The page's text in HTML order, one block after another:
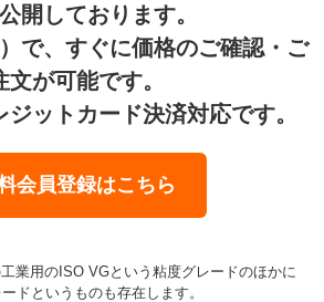
開しております。
で、すぐに価格のご確認・ご
文が可能です。
ットカード決済対応です。
会員登録はこちら
業用のISO VGという粘度グレードのほかに
ドというものも存在します。